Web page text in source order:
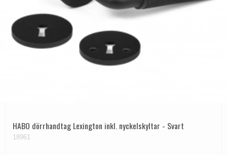
HABO dörrhandtag Lexington inkl. nyckelskyltar - Svart
18961